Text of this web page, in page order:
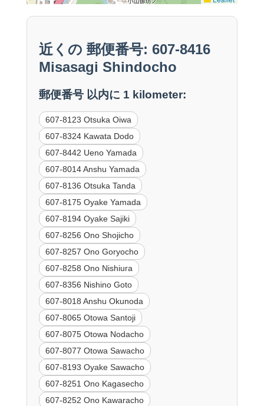
近くの 郵便番号: 607-8416
Misasagi Shindocho
郵便番号 以内に 1 kilometer:
607-8123 Otsuka Oiwa
607-8324 Kawata Dodo
607-8442 Ueno Yamada
607-8014 Anshu Yamada
607-8136 Otsuka Tanda
607-8175 Oyake Yamada
607-8194 Oyake Sajiki
607-8256 Ono Shojicho
607-8257 Ono Goryocho
607-8258 Ono Nishiura
607-8356 Nishino Goto
607-8018 Anshu Okunoda
607-8065 Otowa Santoji
607-8075 Otowa Nodacho
607-8077 Otowa Sawacho
607-8193 Oyake Sawacho
607-8251 Ono Kagasecho
607-8252 Ono Kawaracho